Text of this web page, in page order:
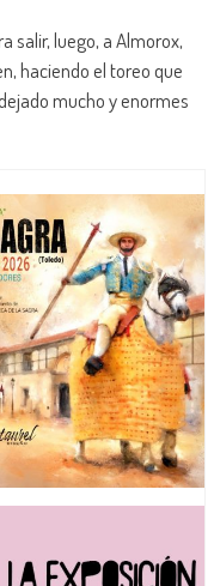
salir, luego, a Almorox,
haciendo el toreo que
mucho y enormes